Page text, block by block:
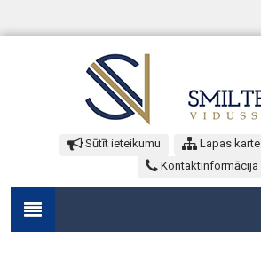
Sūtīt ieteikumu Lapas karte
Kontaktinformācija